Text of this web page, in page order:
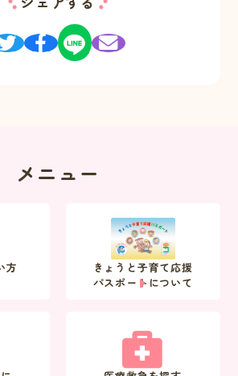
メニュー
方
きょうと子育て応援
パスポートについて